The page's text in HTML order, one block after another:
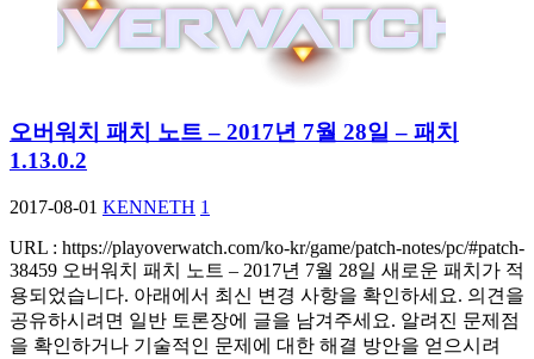
오버워치 패치 노트 – 2017년 7월 28일 – 패치
1.13.0.2
2017-08-01 KENNETH 1
URL : https://playoverwatch.com/ko-kr/game/patch-notes/pc/#patch-
38459 오버워치 패치 노트 – 2017년 7월 28일 새로운 패치가 적
용되었습니다. 아래에서 최신 변경 사항을 확인하세요. 의견을
공유하시려면 일반 토론장에 글을 남겨주세요. 알려진 문제점
을 확인하거나 기술적인 문제에 대한 해결 방안을 얻으시려